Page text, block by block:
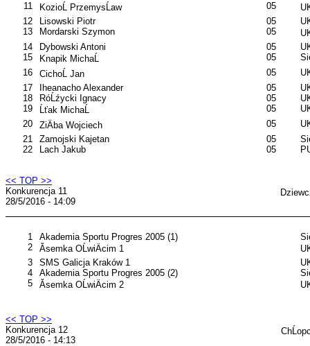
11
KozioĹ PrzemysĹaw 05
12
Lisowski Piotr 05
13
Mordarski Szymon 05
14
Dybowski Antoni 05
15
Knapik MichaĹ 05
16
CichoĹ Jan 05
17
Iheanacho Alexander 05
18
RóĹźycki Ignacy 05
19
Ĺťak MichaĹ 05
20
ZiÄba Wojciech 05
21
Zamojski Kajetan 05
22
Lach Jakub 05
<< TOP >>
Konkurencja 11
28/5/2016 - 14:09
1 Akademia Sportu Progres 2005 (1)
2
Ăsemka OĹwiÄcim 1
3
SMS Galicja Kraków 1
4
Akademia Sportu Progres 2005 (2)
5
Ăsemka OĹwiÄcim 2
<< TOP >>
Konkurencja 12
28/5/2016 - 14:13